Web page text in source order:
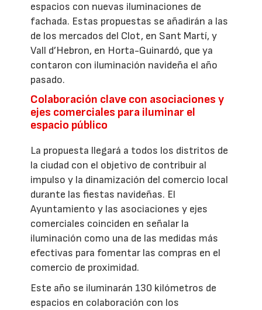
espacios con nuevas iluminaciones de
fachada. Estas propuestas se añadirán a las
de los mercados del Clot, en Sant Martí, y
Vall d’Hebron, en Horta-Guinardó, que ya
contaron con iluminación navideña el año
pasado.
Colaboración clave con asociaciones y
ejes comerciales para iluminar el
espacio público
La propuesta llegará a todos los distritos de
la ciudad con el objetivo de contribuir al
impulso y la dinamización del comercio local
durante las fiestas navideñas. El
Ayuntamiento y las asociaciones y ejes
comerciales coinciden en señalar la
iluminación como una de las medidas más
efectivas para fomentar las compras en el
comercio de proximidad.
Este año se iluminarán 130 kilómetros de
espacios en colaboración con los